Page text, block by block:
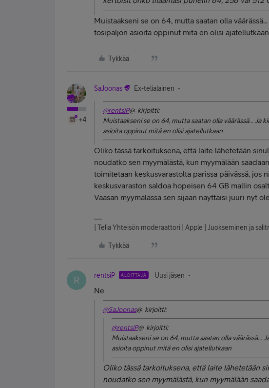
Muistaakseni se on 64, mutta saatan olla
tosipaljon asioita oppinut mitä en olisi
Tykkää
+4
SaJoonas Ex-telialainen
@rentsiP@ kirjoitti:
Muistaakseni se on 64, mutta saatan olla väärässä... Ja
asioita oppinut mitä en olisi ajatellutkaan
Oliko tässä tarkoituksena, että laite lähetetään
noudatko sen myymälästä, kun myymälään
toimitetaan keskusvarastolta parissa päivässä, jos
keskusvaraston saldoa hopeisen 64 GB mallin
Vaasan myymälässä sen sijaan näyttäisi juuri nyt
| Telia Yhteisön moderaattori | Apple | Juokseminen ja
Tykkää
R rentsiP ALOITTAJA Uusi jäsen
Ne
@SaJoonas@ kirjoitti:
@rentsiP@ kirjoitti:
Muistaakseni se on 64, mutta saatan olla väärässä...
asioita oppinut mitä en olisi ajatellutkaan
Oliko tässä tarkoituksena, että laite lähetetään
noudatko sen myymälästä, kun myymälään